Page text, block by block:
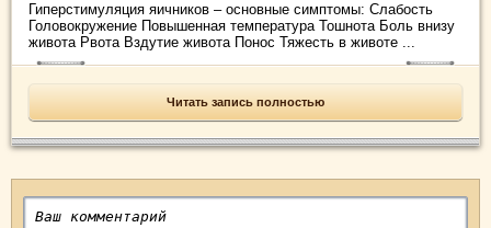
Гиперстимуляция яичников – основные симптомы: Слабость
Головокружение Повышенная температура Тошнота Боль внизу
живота Рвота Вздутие живота Понос Тяжесть в животе ...
Читать запись полностью